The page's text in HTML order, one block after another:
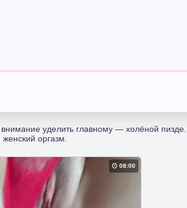
уделить главному — холёной
оргазм.
08:00